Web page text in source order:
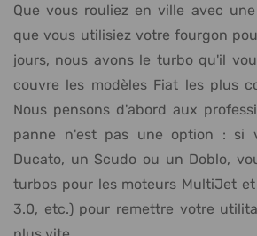
Que vous rouliez en ville avec
que vous utilisiez votre fourgon
jours, nous avons le turbo qu'il
couvre les modèles Fiat les plus
Nous pensons d'abord aux
panne n'est pas une option : si
Ducato, un Scudo ou un Doblo,
turbos pour les moteurs MultiJet et
3.0, etc.) pour remettre votre